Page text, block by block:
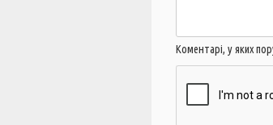
Коментарі, у яких